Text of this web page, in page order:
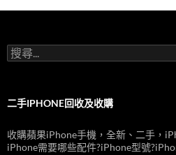
搜
尋
字:
二手IPHONE回收及收購
收購蘋果iPhone手機，全新、二手，
iPhone需要哪些配件?iPhone型號